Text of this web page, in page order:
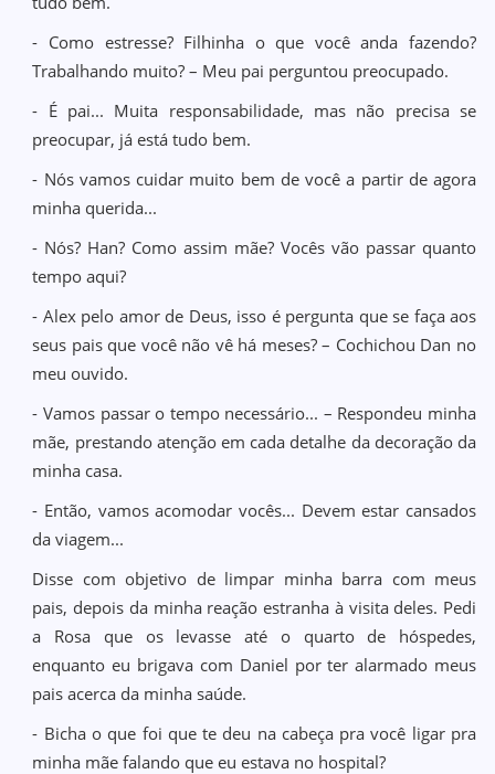
- Como estresse? Filhinha o que você anda fazendo?
Trabalhando muito? – Meu pai perguntou preocupado.
- É pai... Muita responsabilidade, mas não precisa se
preocupar, já está tudo bem.
- Nós vamos cuidar muito bem de você a partir de agora
minha querida...
- Nós? Han? Como assim mãe? Vocês vão passar quanto
tempo aqui?
- Alex pelo amor de Deus, isso é pergunta que se faça aos
seus pais que você não vê há meses? – Cochichou Dan no
meu ouvido.
- Vamos passar o tempo necessário... – Respondeu minha
mãe, prestando atenção em cada detalhe da decoração da
minha casa.
- Então, vamos acomodar vocês... Devem estar cansados
da viagem...
Disse com objetivo de limpar minha barra com meus
pais, depois da minha reação estranha à visita deles. Pedi
a Rosa que os levasse até o quarto de hóspedes,
enquanto eu brigava com Daniel por ter alarmado meus
pais acerca da minha saúde.
- Bicha o que foi que te deu na cabeça pra você ligar pra
minha mãe falando que eu estava no hospital?